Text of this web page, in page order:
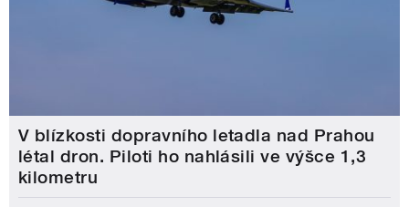
V blízkosti dopravního letadla nad Prahou
létal dron. Piloti ho nahlásili ve výšce 1,3
kilometru